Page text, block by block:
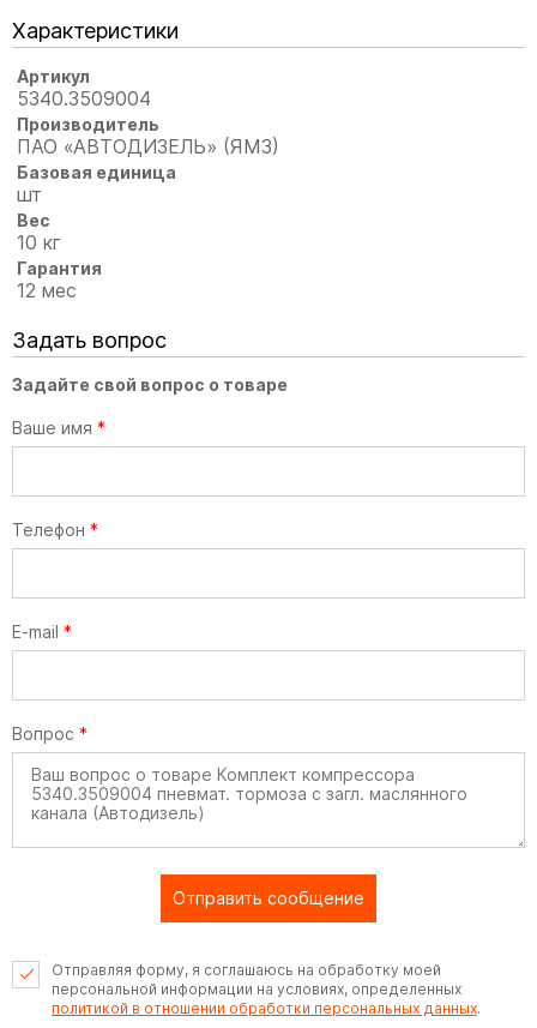
Характеристики
Артикул
5340.3509004
Производитель
ПАО «АВТОДИЗЕЛЬ» (ЯМЗ)
Базовая единица
шт
Вес
10 кг
Гарантия
12 мес
Задать вопрос
Задайте свой вопрос о товаре
Ваше имя *
Телефон *
E-mail *
Вопрос *
Отправить сообщение
Отправляя форму, я соглашаюсь на обработку моей
персональной информации на условиях, определенных
политикой в отношении обработки персональных данных.